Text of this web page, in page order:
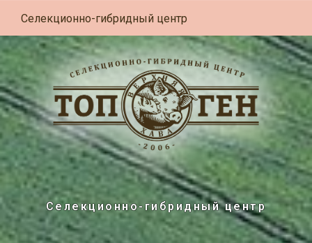
Селекционно-гибридный центр
Селекционно-гибридный центр